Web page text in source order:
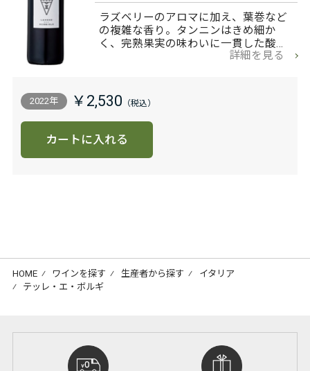
ラズベリーのアロマに加え、葉巻など
の複雑な香り。タンニンはきめ細か
く、完熟果実の味わいに一貫した酸…
詳細を見る
2022年 ￥2,530
カートに入れる
HOME ⁄ ワインを探す ⁄ 生産者から探す ⁄ イタリア
⁄ テッレ・エ・ボルギ